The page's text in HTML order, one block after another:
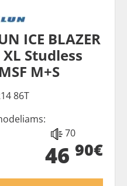
ICE BLAZER
XL Studless
M+S
86T
70
46 90€